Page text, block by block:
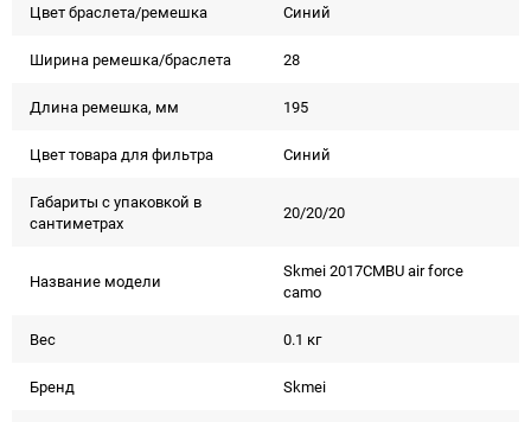
Цвет браслета/ремешка Синий
Ширина ремешка/браслета 28
Длина ремешка, мм 195
Цвет товара для фильтра Синий
Габариты с упаковкой в
сантиметрах
20/20/20
Название модели
Skmei 2017CMBU air force
camo
Вес 0.1 кг
Бренд Skmei